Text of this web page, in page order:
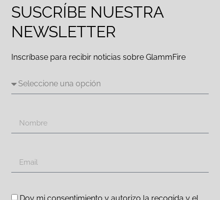
SUSCRÍBE NUESTRA
NEWSLETTER
Inscríbase para recibir noticias sobre GlammFire
Doy mi consentimiento y autorizo la recogida y el